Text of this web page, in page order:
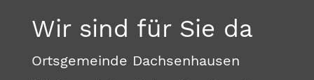
Wir sind für Sie da
Ortsgemeinde Dachsenhausen